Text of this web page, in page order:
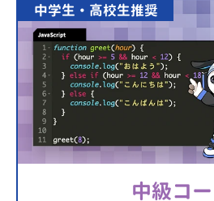
中学生・高校生推奨
中級コ